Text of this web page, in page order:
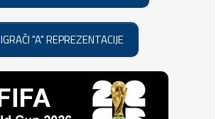
IGRAČI "A" REPREZENTACIJE